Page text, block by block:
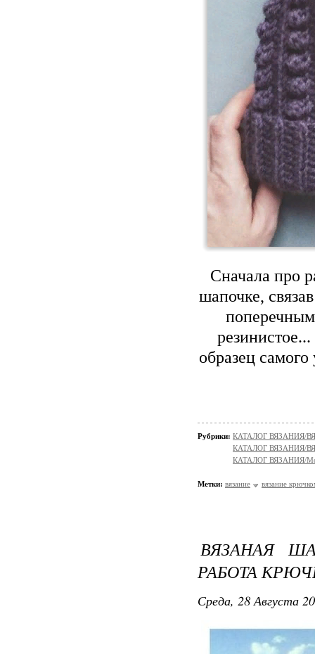
Сначала про
шапочке,
образец
Рубрики: КАТАЛОГ ВЯЗАНИЯ/
КАТАЛОГ ВЯЗАНИЯ/
КАТАЛОГ ВЯЗАНИЯ/
Метки: вязание вязание
ВЯЗАНАЯ
РАБОТА
Среда, 28 Августа